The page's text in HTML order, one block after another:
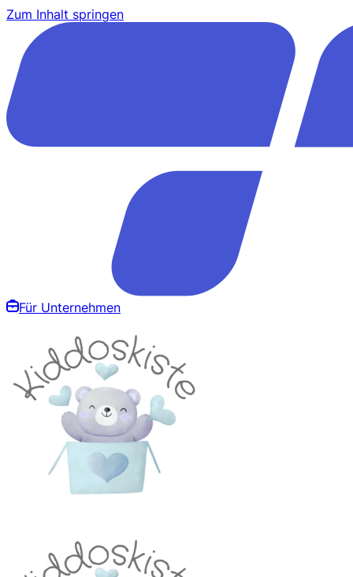
Zum Inhalt springen
Für Unternehmen